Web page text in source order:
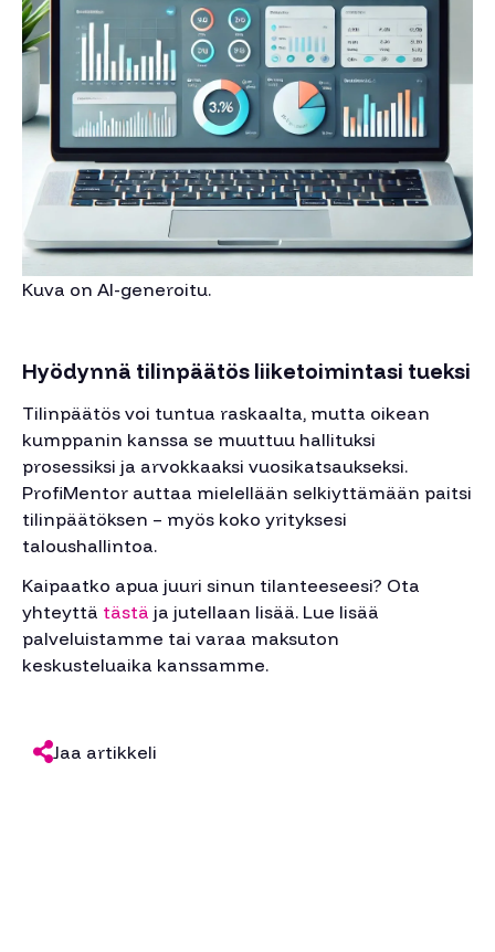
Kuva on AI-generoitu.
Hyödynnä tilinpäätös liiketoimintasi tueksi
Tilinpäätös voi tuntua raskaalta, mutta oikean
kumppanin kanssa se muuttuu hallituksi
prosessiksi ja arvokkaaksi vuosikatsaukseksi.
ProfiMentor auttaa mielellään selkiyttämään paitsi
tilinpäätöksen – myös koko yrityksesi
taloushallintoa.
Kaipaatko apua juuri sinun tilanteeseesi? Ota
yhteyttä tästä ja jutellaan lisää. Lue lisää
palveluistamme tai varaa maksuton
keskusteluaika kanssamme.
Jaa artikkeli